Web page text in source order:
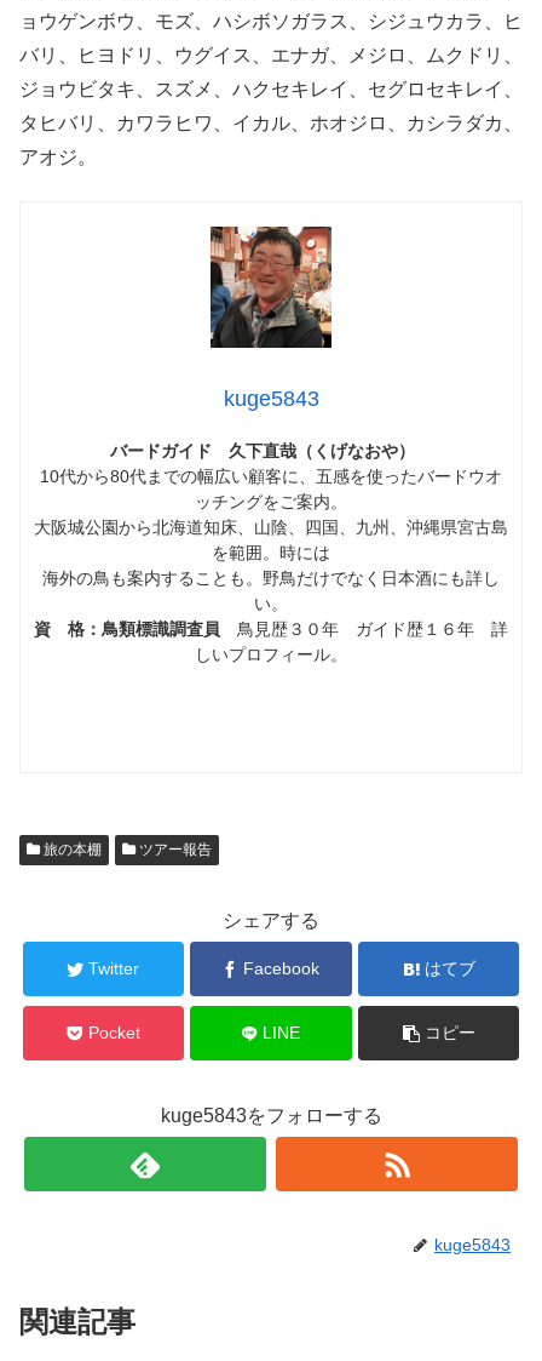
ョウゲンボウ、モズ、ハシボソガラス、シジュウカラ、ヒ
バリ、ヒヨドリ、ウグイス、エナガ、メジロ、ムクドリ、
ジョウビタキ、スズメ、ハクセキレイ、セグロセキレイ、
タヒバリ、カワラヒワ、イカル、ホオジロ、カシラダカ、
アオジ。
kuge5843
バードガイド 久下直哉（くげなおや）
10代から80代までの幅広い顧客に、五感を使ったバードウオ
ッチングをご案内。
大阪城公園から北海道知床、山陰、四国、九州、沖縄県宮古島
を範囲。時には
海外の鳥も案内することも。野鳥だけでなく日本酒にも詳し
い。
資 格：鳥類標識調査員 鳥見歴３０年 ガイド歴１６年 詳
しいプロフィール。
旅の本棚 ツアー報告
シェアする
Twitter Facebook はてブ
Pocket LINE コピー
kuge5843をフォローする
kuge5843
関連記事